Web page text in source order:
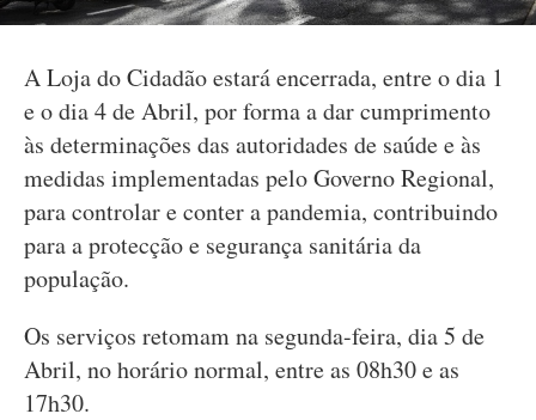
A Loja do Cidadão estará encerrada, entre o dia 1
e o dia 4 de Abril, por forma a dar cumprimento
às determinações das autoridades de saúde e às
medidas implementadas pelo Governo Regional,
para controlar e conter a pandemia, contribuindo
para a protecção e segurança sanitária da
população.
Os serviços retomam na segunda-feira, dia 5 de
Abril, no horário normal, entre as 08h30 e as
17h30.